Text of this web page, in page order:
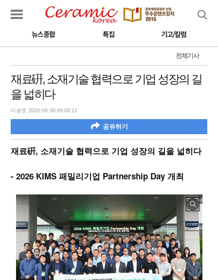
뉴스종합 특집 기고/칼럼
전체기사
재료硏, 소재기술 협력으로 기업 성장의 길
을 넓히다
이광호 2026-06-30 09:08:11
공유하기
재료硏, 소재기술 협력으로 기업 성장의 길을 넓히다
- 2026 KIMS 패밀리기업 Partnership Day 개최
검색